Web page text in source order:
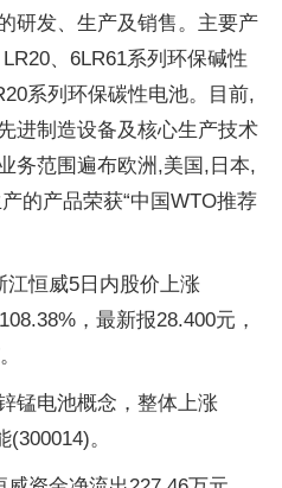
研发、生产及销售。主要产
、6LR61系列环保碱性
系列环保碳性电池。目前,
进制造设备及核心生产技术
务范围遍布欧洲,美国,日本,
的产品荣获“中国WTO推荐
江恒威5日内股价上涨
，最新报28.400元，
锰电池概念，整体上涨
。